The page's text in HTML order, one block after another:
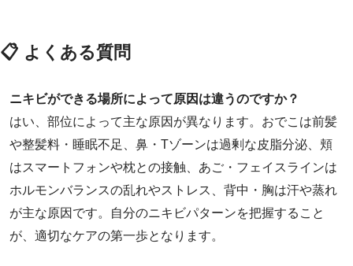
📋 よくある質問
ニキビができる場所によって原因は違うのですか？
はい、部位によって主な原因が異なります。おでこは前髪
や整髪料・睡眠不足、鼻・Tゾーンは過剰な皮脂分泌、頬
はスマートフォンや枕との接触、あご・フェイスラインは
ホルモンバランスの乱れやストレス、背中・胸は汗や蒸れ
が主な原因です。自分のニキビパターンを把握すること
が、適切なケアの第一歩となります。